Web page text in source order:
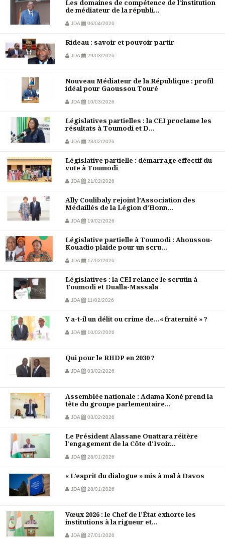
Les domaines de compétence de l'institution
de médiateur de la républi...
JDA 06/04/2026
Rideau : savoir et pouvoir partir
JDA 29/03/2026
Nouveau Médiateur de la République : profil
idéal pour Gaoussou Touré
JDA 10/03/2026
Législatives partielles : la CEI proclame les
résultats à Toumodi et D...
JDA 23/02/2026
Législative partielle : démarrage effectif du
vote à Toumodi
JDA 21/02/2026
Ally Coulibaly rejoint l’Association des
Médaillés de la Légion d’Honn...
JDA 19/02/2026
Législative partielle à Toumodi : Ahoussou-
Kouadio plaide pour un scru...
JDA 17/02/2026
Législatives : la CEI relance le scrutin à
Toumodi et Dualla-Massala
JDA 11/02/2026
Y a-t-il un délit ou crime de…« fraternité » ?
JDA 10/02/2026
Qui pour le RHDP en 2030 ?
JDA 03/02/2026
Assemblée nationale : Adama Koné prend la
tête du groupe parlementaire...
JDA 03/02/2026
Le Président Alassane Ouattara réitère
l'engagement de la Côte d'Ivoir...
JDA 28/01/2026
« L’esprit du dialogue » mis à mal à Davos
JDA 28/01/2026
Vœux 2026 : le Chef de l’État exhorte les
institutions à la rigueur et...
JDA 27/01/2026